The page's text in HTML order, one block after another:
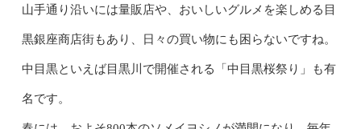
山手通り沿いには量販店や、おいしいグルメを楽しめる目
黒銀座商店街もあり、日々の買い物にも困らないですね。
中目黒といえば目黒川で開催される「中目黒桜祭り」も有
名です。